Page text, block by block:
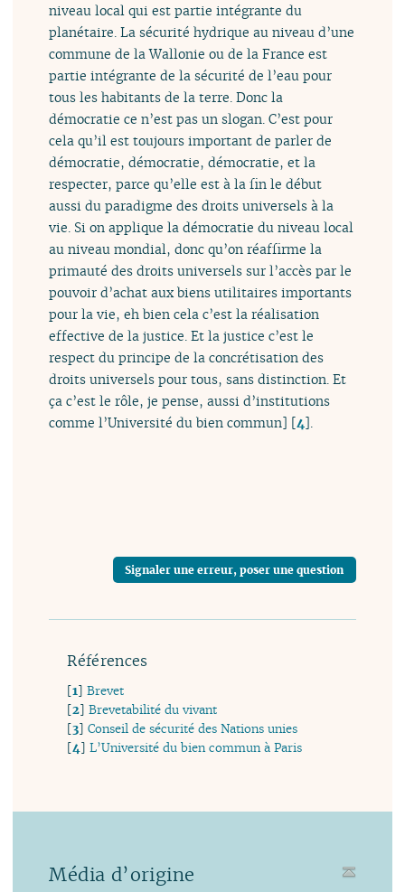
niveau local qui est partie intégrante du
planétaire. La sécurité hydrique au niveau d’une
commune de la Wallonie ou de la France est
partie intégrante de la sécurité de l’eau pour
tous les habitants de la terre. Donc la
démocratie ce n’est pas un slogan. C’est pour
cela qu’il est toujours important de parler de
démocratie, démocratie, démocratie, et la
respecter, parce qu’elle est à la fin le début
aussi du paradigme des droits universels à la
vie. Si on applique la démocratie du niveau local
au niveau mondial, donc qu’on réaffirme la
primauté des droits universels sur l’accès par le
pouvoir d’achat aux biens utilitaires importants
pour la vie, eh bien cela c’est la réalisation
effective de la justice. Et la justice c’est le
respect du principe de la concrétisation des
droits universels pour tous, sans distinction. Et
ça c’est le rôle, je pense, aussi d’institutions
comme l’Université du bien commun] [4]
Signaler une erreur, poser une question
Références
[1]Brevet
[2]Brevetabilité du vivant
[3]Conseil de sécurité des Nations unies
[4]L’Université du bien commun à Paris
Média d’origine